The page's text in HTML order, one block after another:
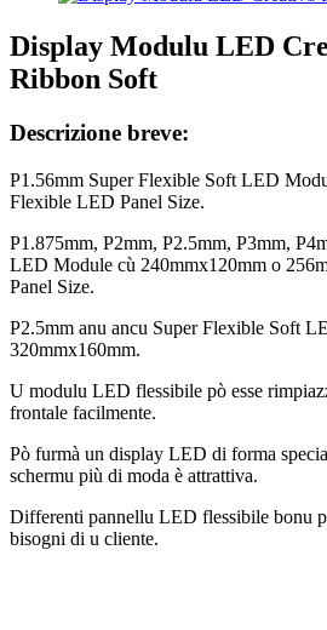
Display Modulu LED
Ribbon Soft
Descrizione breve:
P1.56mm Super Flexible Soft LED
Flexible LED Panel Size.
P1.875mm, P2mm, P2.5mm, P3mm,
LED Module cù 240mmx120mm o
Panel Size.
P2.5mm anu ancu Super Flexible Soft
320mmx160mm.
U modulu LED flessibile pò esse
frontale facilmente.
Pò furmà un display LED di forma
schermu più di moda è attrattiva.
Differenti pannellu LED flessibile bonu
bisogni di u cliente.